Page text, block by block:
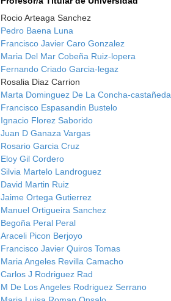
Rocio Arteaga Sanchez
Pedro Baena Luna
Francisco Javier Caro Gonzalez
Maria Del Mar Cobeña Ruiz-lopera
Fernando Criado Garcia-legaz
Rosalia Diaz Carrion
Marta Dominguez De La Concha-castañeda
Francisco Espasandin Bustelo
Ignacio Florez Saborido
Juan D Ganaza Vargas
Rosario Garcia Cruz
Eloy Gil Cordero
Silvia Martelo Landroguez
David Martin Ruiz
Jaime Ortega Gutierrez
Manuel Ortigueira Sanchez
Begoña Peral Peral
Araceli Picon Berjoyo
Francisco Javier Quiros Tomas
Maria Angeles Revilla Camacho
Carlos J Rodriguez Rad
M De Los Angeles Rodriguez Serrano